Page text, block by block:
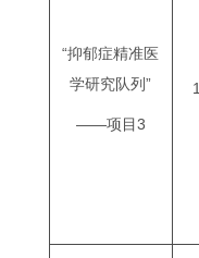
“抑郁症精准医
学研究队列”
——项目3
1